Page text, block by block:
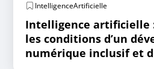
IntelligenceArtificielle
Intelligence artificielle :
les conditions d’un
numérique inclusif et